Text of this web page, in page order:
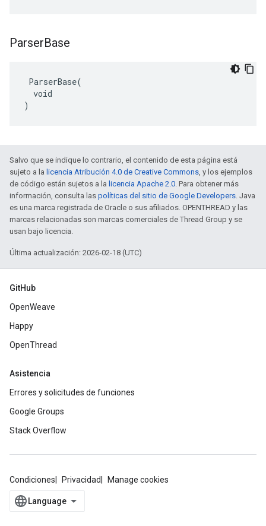
ParserBase
ParserBase(
  void
)
Salvo que se indique lo contrario, el contenido de esta página está
sujeto a la licencia Atribución 4.0 de Creative Commons, y los ejemplos
de código están sujetos a la licencia Apache 2.0. Para obtener más
información, consulta las políticas del sitio de Google Developers. Java
es una marca registrada de Oracle o sus afiliados. OPENTHREAD y las
marcas relacionadas son marcas comerciales de Thread Group y se
usan bajo licencia.
Última actualización: 2026-02-18 (UTC)
GitHub
OpenWeave
Happy
OpenThread
Asistencia
Errores y solicitudes de funciones
Google Groups
Stack Overflow
Condiciones Privacidad Manage cookies